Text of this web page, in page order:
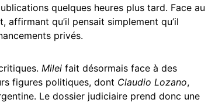
quelques heures plus tard. Face au
qu’il pensait simplement qu’il
privés.
Milei fait désormais face à des
figures politiques, dont Claudio Lozano,
Le dossier judiciaire prend donc une